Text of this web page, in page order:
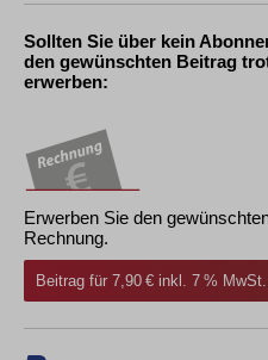
Sollten Sie über kein
den gewünschten Beitrag
erwerben:
Erwerben Sie den
Rechnung.
Beitrag für 7,90 € inkl. 7 %